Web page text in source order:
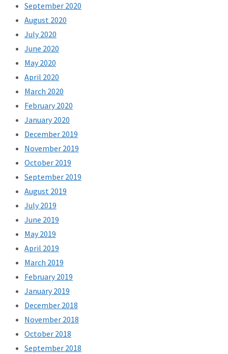
September 2020
August 2020
July 2020
June 2020
May 2020
April 2020
March 2020
February 2020
January 2020
December 2019
November 2019
October 2019
September 2019
August 2019
July 2019
June 2019
May 2019
April 2019
March 2019
February 2019
January 2019
December 2018
November 2018
October 2018
September 2018